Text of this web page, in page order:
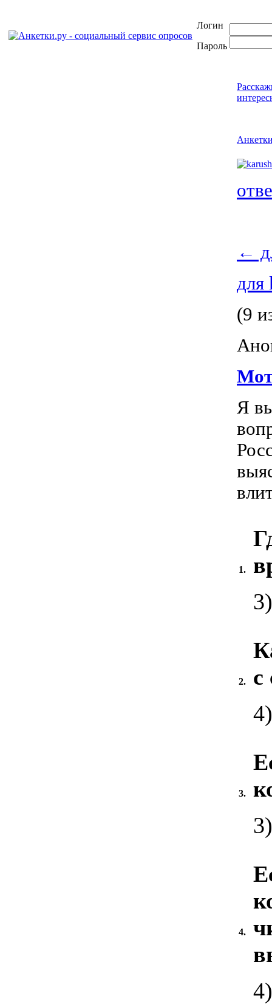
Логин
Пароль
←
для
(9
Я
1.
2.
с
3.
4.